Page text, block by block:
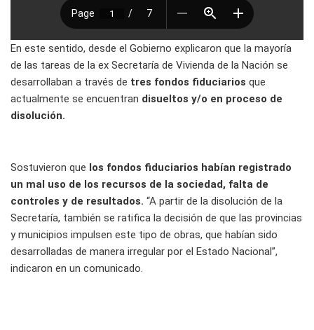
En este sentido, desde el Gobierno explicaron que la mayoría
de las tareas de la ex Secretaría de Vivienda de la Nación se
desarrollaban a través de tres fondos fiduciarios que
actualmente se encuentran disueltos y/o en proceso de
disolución.
Sostuvieron que los fondos fiduciarios habían registrado
un mal uso de los recursos de la sociedad, falta de
controles y de resultados. “A partir de la disolución de la
Secretaría, también se ratifica la decisión de que las provincias
y municipios impulsen este tipo de obras, que habían sido
desarrolladas de manera irregular por el Estado Nacional”,
indicaron en un comunicado.